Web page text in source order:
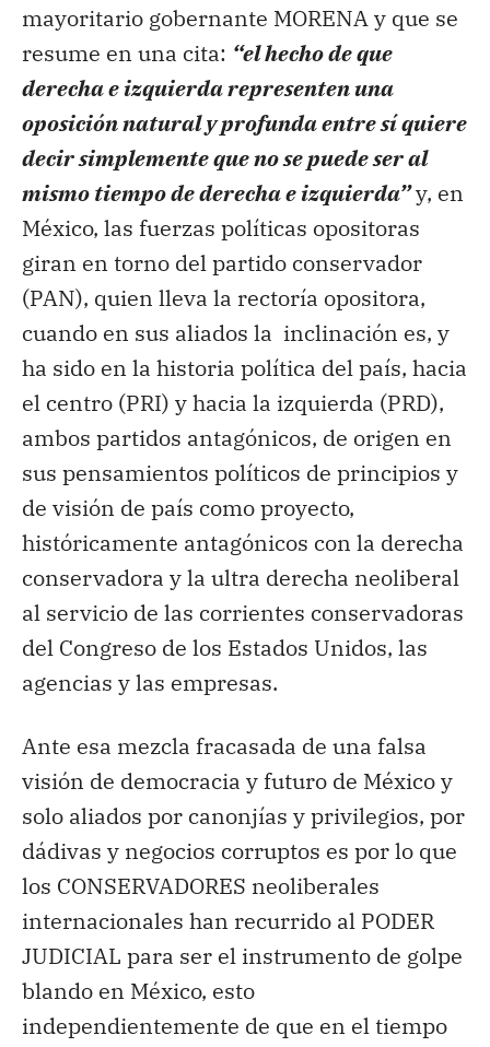
mayoritario gobernante MORENA y que se
resume en una cita: “el hecho de que
derecha e izquierda representen una
oposición natural y profunda entre sí quiere
decir simplemente que no se puede ser al
mismo tiempo de derecha e izquierda”y, en
México, las fuerzas políticas opositoras
giran en torno del partido conservador
(PAN), quien lleva la rectoría opositora,
cuando en sus aliados la inclinación es, y
ha sido en la historia política del país, hacia
el centro (PRI) y hacia la izquierda (PRD),
ambos partidos antagónicos, de origen en
sus pensamientos políticos de principios y
de visión de país como proyecto,
históricamente antagónicos con la derecha
conservadora y la ultra derecha neoliberal
al servicio de las corrientes conservadoras
del Congreso de los Estados Unidos, las
agencias y las empresas.
Ante esa mezcla fracasada de una falsa
visión de democracia y futuro de México y
solo aliados por canonjías y privilegios, por
dádivas y negocios corruptos es por lo que
los CONSERVADORES neoliberales
internacionales han recurrido al PODER
JUDICIAL para ser el instrumento de golpe
blando en México, esto
independientemente de que en el tiempo